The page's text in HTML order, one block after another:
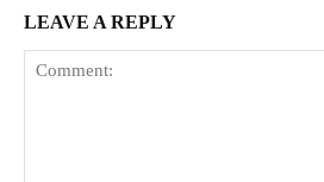
LEAVE A REPLY